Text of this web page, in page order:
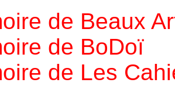
de Beaux
de BoDoï
de Les